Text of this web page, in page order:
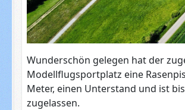
Wunderschön gelegen hat der
Modellflugsportplatz eine
Meter, einen Unterstand und ist
zugelassen.